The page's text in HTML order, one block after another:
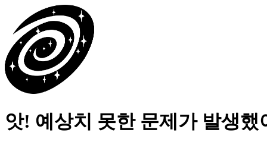
앗! 예상치 못한 문제가 발생했